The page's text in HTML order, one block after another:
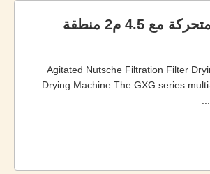
فولاذ المقاوم للصدأ 304/316 المجفف الفلتر النوتش المتحركة مع 4.5 م2 منطقة
Agitated Nutsche Filtration Filter
Drying Machine The GXG series